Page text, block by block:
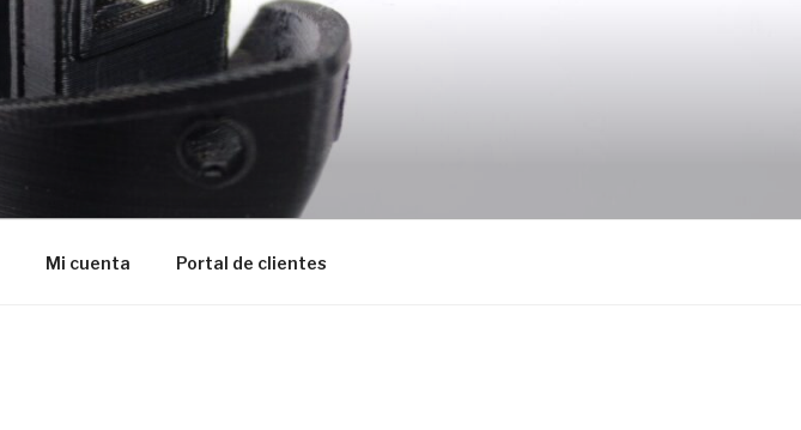
Mi cuenta Portal de clientes